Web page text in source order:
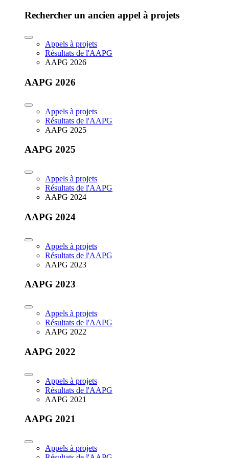
Rechercher un ancien appel à projets
Appels à projets
Résultats de l'AAPG
AAPG 2026
AAPG 2026
Appels à projets
Résultats de l'AAPG
AAPG 2025
AAPG 2025
Appels à projets
Résultats de l'AAPG
AAPG 2024
AAPG 2024
Appels à projets
Résultats de l'AAPG
AAPG 2023
AAPG 2023
Appels à projets
Résultats de l'AAPG
AAPG 2022
AAPG 2022
Appels à projets
Résultats de l'AAPG
AAPG 2021
AAPG 2021
Appels à projets